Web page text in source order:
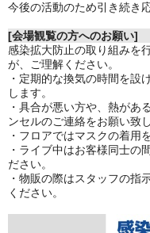
今後の活動のため引き続き
[会場観覧の方へのお願い]
感染拡大防止の取り組みを
が、ご理解ください。
・定期的な換気の時間を設
します。
・具合が悪い方や、熱があ
ンセルのご連絡をお願い致
・フロアではマスクの着用
・ライブ中はお客様同士の
ださい。
・物販の際はスタッフの指
ください。